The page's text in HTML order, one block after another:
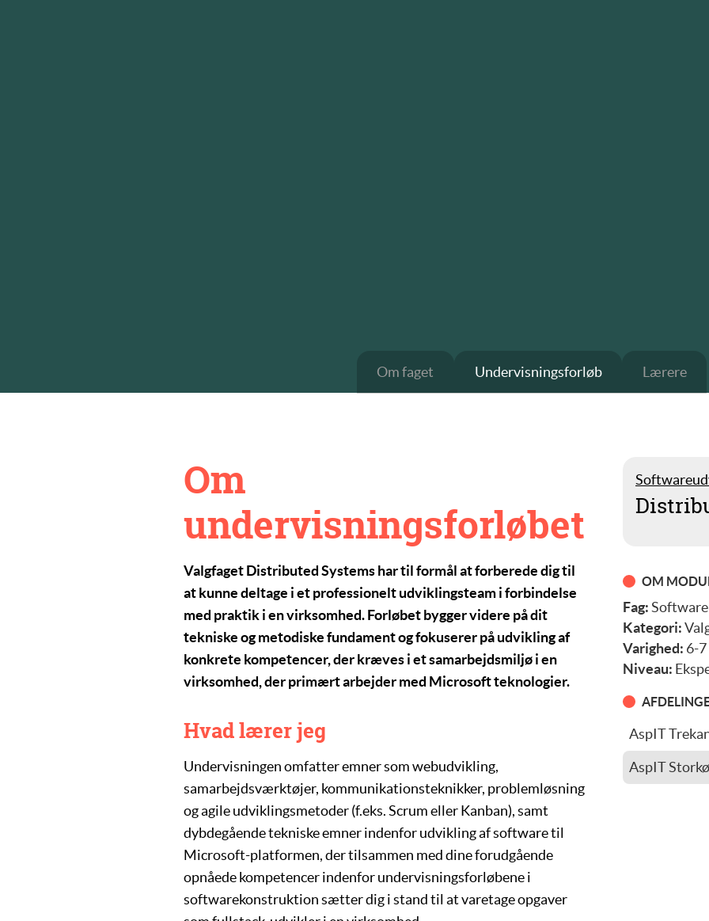
Om faget Undervisningsforløb Lærere
Om
undervisningsforløbet
Valgfaget Distributed Systems har til formål at forberede dig til
at kunne deltage i et professionelt udviklingsteam i forbindelse
med praktik i en virksomhed. Forløbet bygger videre på dit
tekniske og metodiske fundament og fokuserer på udvikling af
konkrete kompetencer, der kræves i et samarbejdsmiljø i en
virksomhed, der primærtarbejder med Microsoft teknologier.
Hvad lærer jeg
Undervisningen omfatter emner som webudvikling,
samarbejdsværktøjer, kommunikationsteknikker, problemløsning
ogagile udviklingsmetoder (f.eks. Scrum eller Kanban), samt
dybdegående tekniske emner indenfor udvikling af software til
Microsoft-platformen, der tilsammen med dine forudgående
opnåede kompetencer indenfor undervisningsforløbene i
softwarekonstruktion sætter dig i stand til at varetage opgaver
OM
Fag:
Kategori:
Varighed: 6-
Niveau:
AspIT
Mads
AspIT
Uli Scheuss